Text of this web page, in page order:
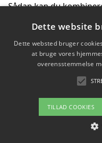
Sådan kan du
Hvordan
Om / kontakt
Dette website
Dette websted bruger
at bruge vores
overensstemmelse
TILLAD COOKIES